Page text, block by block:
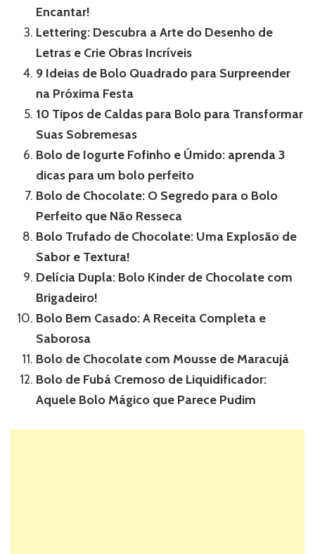
Encantar!
Lettering: Descubra a Arte do Desenho de
Letras e Crie Obras Incríveis
9 Ideias de Bolo Quadrado para Surpreender
na Próxima Festa
10 Tipos de Caldas para Bolo para Transformar
Suas Sobremesas
Bolo de Iogurte Fofinho e Úmido: aprenda 3
dicas para um bolo perfeito
Bolo de Chocolate: O Segredo para o Bolo
Perfeito que Não Resseca
Bolo Trufado de Chocolate: Uma Explosão de
Sabor e Textura!
Delícia Dupla: Bolo Kinder de Chocolate com
Brigadeiro!
Bolo Bem Casado: A Receita Completa e
Saborosa
Bolo de Chocolate com Mousse de Maracujá
Bolo de Fubá Cremoso de Liquidificador:
Aquele Bolo Mágico que Parece Pudim